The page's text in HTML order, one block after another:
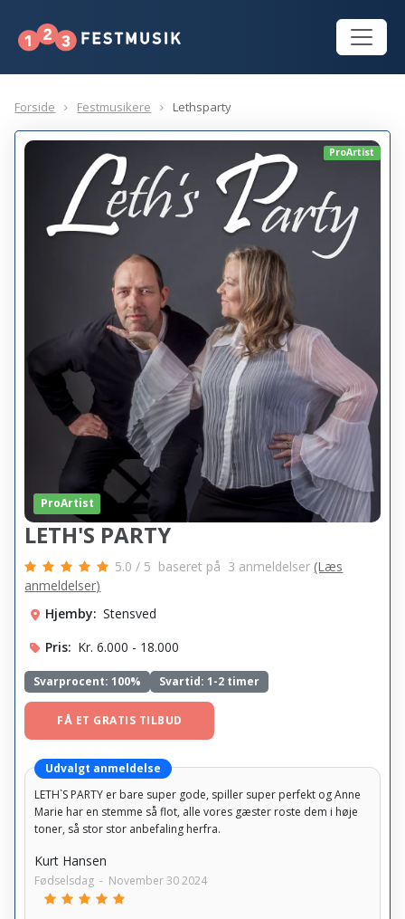
Forside Festmusikere Lethsparty
ProArtist
LETH'S PARTY
ProArtist
5.0 / 5 baseret på 3 anmeldelser (Læs
anmeldelser)
Hjemby: Stensved
Pris: Kr. 6.000 - 18.000
Svarprocent:100% Svartid: 1-2 timer
FÅ ET GRATIS TILBUD
Udvalgt anmeldelse
LETH`S PARTY er bare super gode, spiller super perfekt og Anne
Marie har en stemme så flot, alle vores gæster roste dem i høje
toner, så stor stor anbefaling herfra.
Kurt Hansen
Fødselsdag - November 30 2024